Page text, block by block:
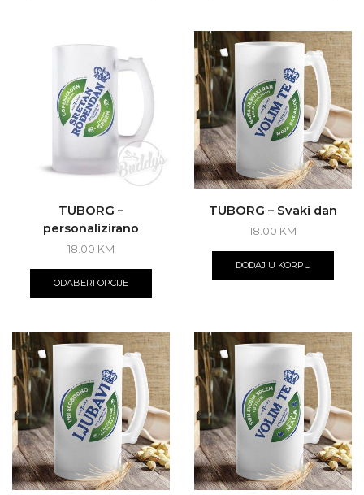
TUBORG –
personalizirano
18.00 KM
ODABERI OPCIJE
TUBORG – Svaki dan
18.00 KM
DODAJ U KORPU